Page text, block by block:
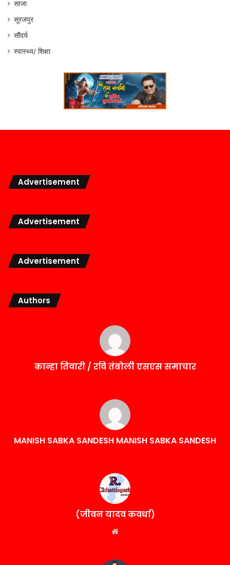
साजा
सूरजपुर
सौंदर्य
स्वास्थ्य/ शिक्षा
Advertisement
Advertisement
Advertisement
Authors
कान्हा तिवारी / रवि तंबोली एसएस समाचार
MANISH SABKA SANDESH MANISH SABKA SANDESH
(जीवन यादव कवर्धा)